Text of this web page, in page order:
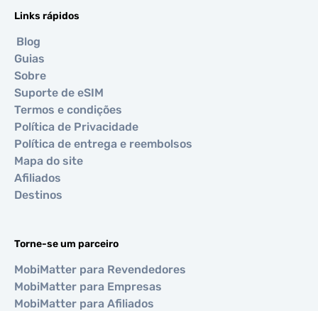
Links rápidos
Blog
Guias
Sobre
Suporte de eSIM
Termos e condições
Política de Privacidade
Política de entrega e reembolsos
Mapa do site
Afiliados
Destinos
Torne-se um parceiro
MobiMatter para Revendedores
MobiMatter para Empresas
MobiMatter para Afiliados